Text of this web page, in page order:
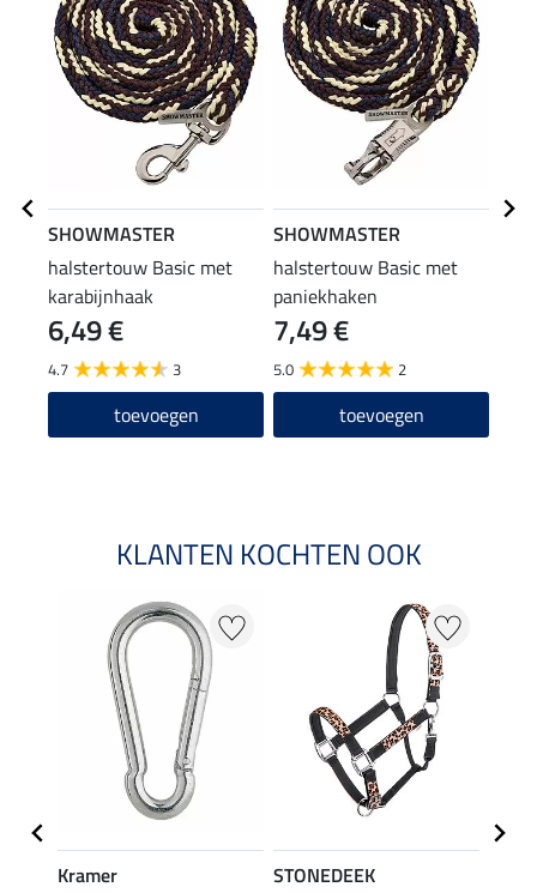
SHOWMASTER
halstertouw Basic met
karabijnhaak
6,49 €
4.7 3
toevoegen
SHOWMASTER
halstertouw Basic met
paniekhaken
7,49 €
5.0 2
toevoegen
KLANTEN KOCHTEN OOK
Kramer
STONEDEEK